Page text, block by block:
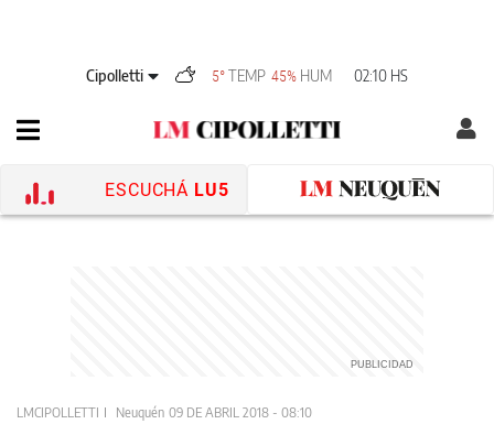
Cipolletti 5° TEMP 45% HUM 02:10 HS
ESCUCHÁ LU5
LMCIPOLLETTI Neuquén 09 DE ABRIL 2018 - 08:10